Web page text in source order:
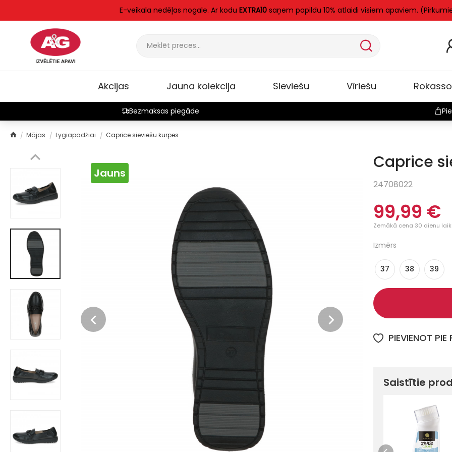
E-veikala nedēļas nogale. Ar kodu EXTRA10 saņem papildu 10% atlaidi visiem apaviem.
Akcijas Jauna kolekcija Sieviešu Vīriešu
Bezmaksas piegāde
Mājas Lygiapadžiai Caprice sieviešu kurpes
Jauns Jauns
Caprice
24708022
99,99 €
Zemākā cena 30 dienu
Izmērs
37 38 39
PIEVIENOT
Saistītie